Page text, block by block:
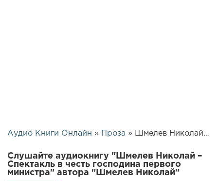
Аудио Книги Онлайн » Проза » Шмелев Николай – Спектакль в честь господина первого министра | 25439
Слушайте аудиокнигу "Шмелев Николай –
Спектакль в честь господина первого
министра" автора "Шмелев Николай"